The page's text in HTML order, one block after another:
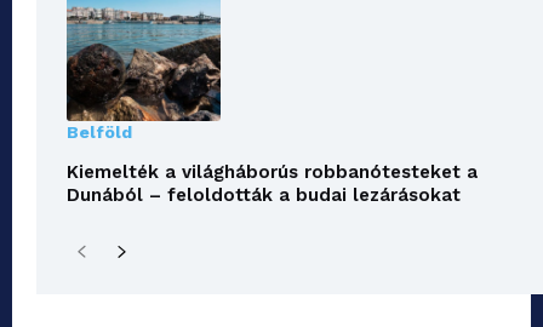
Belföld
Kiemelték a világháborús robbanótesteket a
Dunából – feloldották a budai lezárásokat